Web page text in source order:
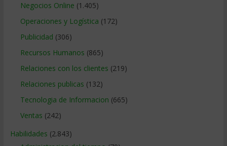
Negocios Online (1.405)
Operaciones y Logística (172)
Publicidad (306)
Recursos Humanos (865)
Relaciones con los clientes (219)
Relaciones publicas (132)
Tecnologia de Informacion (665)
Ventas (242)
Habilidades (2.843)